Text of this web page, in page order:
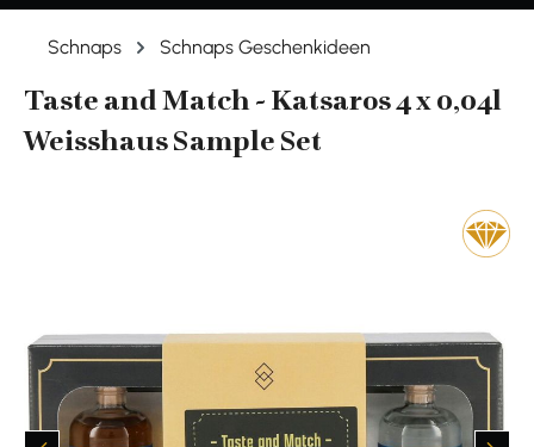
Schnaps Schnaps Geschenkideen
Taste and Match - Katsaros 4 x 0,04l
Weisshaus Sample Set